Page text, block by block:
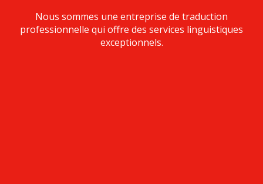
Nous sommes une entreprise de traduction
professionnelle qui offre des services linguistiques
exceptionnels.